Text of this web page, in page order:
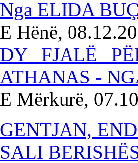
Nga ELIDA
E Hënë,
DY FJALË
ATHANAS -
E Mërkurë,
GENTJAN,
SALI